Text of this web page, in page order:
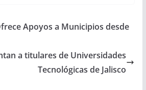
Apoyos a Municipios desde
a titulares de Universidades
Tecnológicas de Jalisco